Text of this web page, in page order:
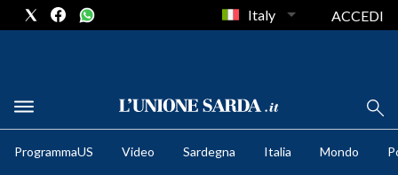
METEO
Italy ACCEDI
ProgrammaUS Video Sardegna Italia Mondo